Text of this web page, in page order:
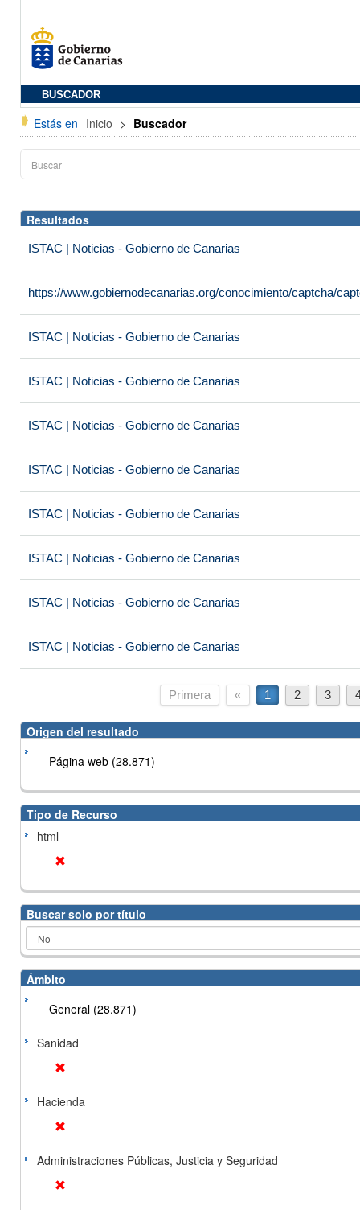
BUSCADOR
Estás en Inicio > Buscador
Resultados
ISTAC | Noticias - Gobierno de Canarias
https://www.gobiernodecanarias.org/conocimiento/captcha/
ISTAC | Noticias - Gobierno de Canarias
ISTAC | Noticias - Gobierno de Canarias
ISTAC | Noticias - Gobierno de Canarias
ISTAC | Noticias - Gobierno de Canarias
ISTAC | Noticias - Gobierno de Canarias
ISTAC | Noticias - Gobierno de Canarias
ISTAC | Noticias - Gobierno de Canarias
ISTAC | Noticias - Gobierno de Canarias
Primera « 1 2 3
Origen del resultado
Página web (28.871)
Tipo de Recurso
html
Buscar solo por título
Ámbito
General (28.871)
Sanidad
Hacienda
Administraciones Públicas, Justicia y Seguridad